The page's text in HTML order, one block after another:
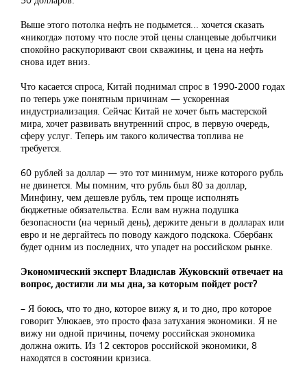
Выше этого потолка нефть не подымется... хочется сказать
«никогда» потому что после этой цены сланцевые добытчики
спокойно раскупоривают свои скважины, и цена на нефть
снова идет вниз.
Что касается спроса, Китай поднимал спрос в 1990-2000 годах
по теперь уже понятным причинам — ускоренная
индустриализация. Сейчас Китай не хочет быть мастерской
мира, хочет развивать внутренний спрос, в первую очередь,
сферу услуг. Теперь им такого количества топлива не
требуется.
60 рублей за доллар — это тот минимум, ниже которого рубль
не двинется. Мы помним, что рубль был 80 за доллар,
Минфину, чем дешевле рубль, тем проще исполнять
бюджетные обязательства. Если вам нужна подушка
безопасности (на черный день), держите деньги в долларах или
евро и не дергайтесь по поводу каждого подскока. Сбербанк
будет одним из последних, что упадет на российском рынке.
Экономический эксперт Владислав Жуковский отвечает на
вопрос, достигли ли мы дна, за которым пойдет рост?
– Я боюсь, что то дно, которое вижу я, и то дно, про которое
говорит Улюкаев, это просто фаза затухания экономики. Я не
вижу ни одной причины, почему российская экономика
должна ожить. Из 12 секторов российской экономики, 8
находятся в состоянии кризиса.